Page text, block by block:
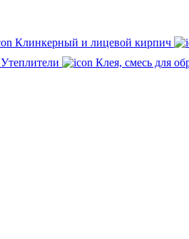
Клинкерный и лицевой кирпич
Утеплители Клея, смесь для